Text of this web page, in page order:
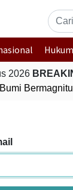
Hukum
2026